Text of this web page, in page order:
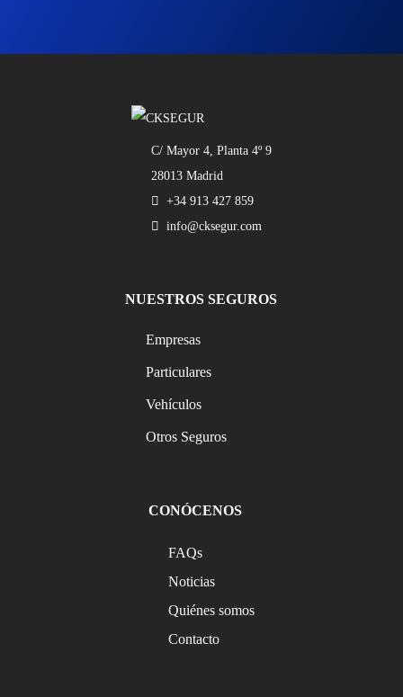
C/ Mayor 4, Planta 4º 9
28013 Madrid
+34 913 427 859
info@cksegur.com
NUESTROS SEGUROS
Empresas
Particulares
Vehículos
Otros Seguros
CONÓCENOS
FAQs
Noticias
Quiénes somos
Contacto